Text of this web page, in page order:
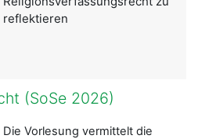
reflektieren
(SoSe 2026)
Die Vorlesung vermittelt die